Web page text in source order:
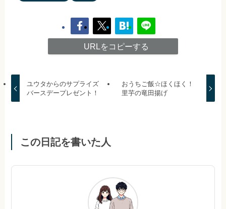
URLをコピーする
ユウタからのサプライズ
バースデープレゼント！
おうちご飯☆ほくほく！
里芋の竜田揚げ
この日記を書いた人